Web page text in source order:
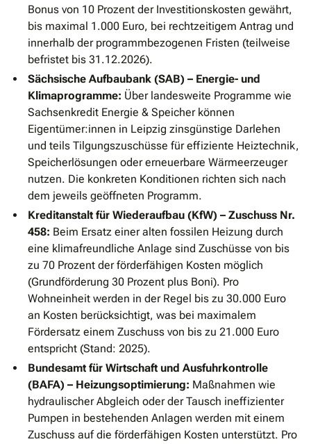
Bonus von 10 Prozent der Investitionskosten gewährt,
bis maximal 1.000 Euro, bei rechtzeitigem Antrag und
innerhalb der programmbezogenen Fristen (teilweise
befristet bis 31.12.2026).
Sächsische Aufbaubank (SAB) – Energie- und
Klimaprogramme: Über landesweite Programme wie
Sachsenkredit Energie & Speicher können
Eigentümer:innen in Leipzig zinsgünstige Darlehen
und teils Tilgungszuschüsse für effiziente Heiztechnik,
Speicherlösungen oder erneuerbare Wärmeerzeuger
nutzen. Die konkreten Konditionen richten sich nach
dem jeweils geöffneten Programm.
Kreditanstalt für Wiederaufbau (KfW) – Zuschuss Nr.
458: Beim Ersatz einer alten fossilen Heizung durch
eine klimafreundliche Anlage sind Zuschüsse von bis
zu 70 Prozent der förderfähigen Kosten möglich
(Grundförderung 30 Prozent plus Boni). Pro
Wohneinheit werden in der Regel bis zu 30.000 Euro
an Kosten berücksichtigt, was bei maximalem
Fördersatz einem Zuschuss von bis zu 21.000 Euro
entspricht (Stand: 2025).
Bundesamt für Wirtschaft und Ausfuhrkontrolle
(BAFA) – Heizungsoptimierung: Maßnahmen wie
hydraulischer Abgleich oder der Tausch ineffizienter
Pumpen in bestehenden Anlagen werden mit einem
Zuschuss auf die förderfähigen Kosten unterstützt. Pro